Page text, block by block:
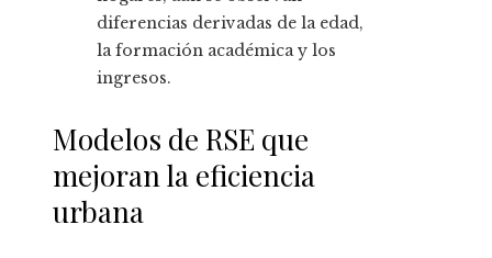
diferencias derivadas de la edad,
la formación académica y los
ingresos.
Modelos de RSE que
mejoran la eficiencia
urbana